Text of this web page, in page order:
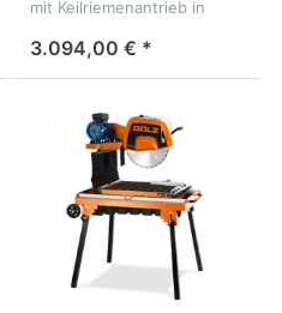
mit Keilriemenantrieb in
3.094,00 € *